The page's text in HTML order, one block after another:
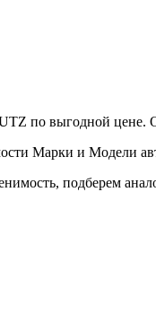
по выгодной цене.
Марки и Модели
подберем